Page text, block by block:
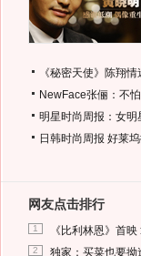
《秘密天使》陈翔
NewFace张俪：不
明星时尚周报：女明
日韩时尚周报 好莱
网友点击排行
1 《比利林恩》首
2 独家：买菜也要